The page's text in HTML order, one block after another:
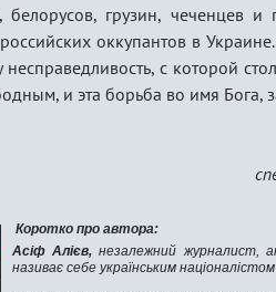
грузин, чеченцев и
оккупантов в
с которой
и эта борьба во имя Бога,
Коротко про автора:
Асіф Алієв,незалежний журналист,
називає себе українським